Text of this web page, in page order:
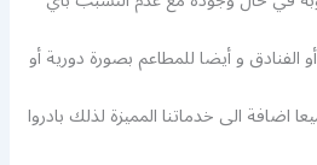
الفنادق و أيضا للمطاعم بصورة دورية أو
اضافة الى خدماتنا المميزة لذلك بادروا